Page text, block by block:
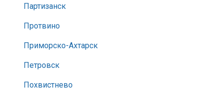
Партизанск
Протвино
Приморско-Ахтарск
Петровск
Похвистнево